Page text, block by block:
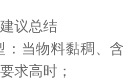
议总结
：当物料‌黏稠、
求高‌时；